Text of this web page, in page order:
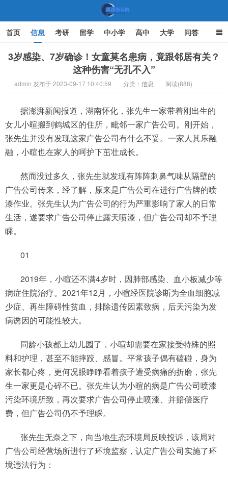
机遇教育网
首页 信息 考研 留学 中小学 高中 大学 问答
文化 家庭教育
3岁感染、7岁确诊！女童莫名患病，竟跟邻居有关？
这种伤害“无孔不入”
admin 发布于 2023-09-17 10:40:59 分类： 信息 阅读(888)
据澎湃新闻报道，湖南怀化，张先生一家带着刚出生的
女儿小暄搬到鹤城区的住所，毗邻一家广告公司。刚开始，
张先生并没有发现这家广告公司有什么不妥。一家人其乐融
融，小暄也在家人的呵护下茁壮成长。
然而没过多久，张先生就发现有阵阵刺鼻气味从隔壁的
广告公司传来，经了解，原来是广告公司在进行广告牌的喷
漆作业。张先生认为广告公司的行为严重影响了家人的日常
生活，遂要求广告公司停止露天喷漆，但广告公司却不予理
睬。
01
2019年，小暄还不满4岁时，因肺部感染、血小板减少等
病症住院治疗。2021年12月，小暄经医院诊断为全血细胞减
少症、再生障碍性贫血，排除遗传因素致病，后天污染为发
病诱因的可能性较大。
同龄小孩都上幼儿园了，小暄却需要在家接受特殊的照
料和护理，甚至不能摔跤、感冒。平常孩子偶有磕碰，身为
家长都心疼，更何况眼睁睁看着孩子遭受病痛的折磨，张先
生一家更是心碎不已。张先生认为小暄的病是广告公司喷漆
污染环境所致，再次要求广告公司停止喷漆、并赔偿医疗
费，但广告公司仍不予理睬。
张先生无奈之下，向当地生态环境局反映投诉，该局对
广告公司经营场所进行了环境监察，认定广告公司实施了环
境违法行为：